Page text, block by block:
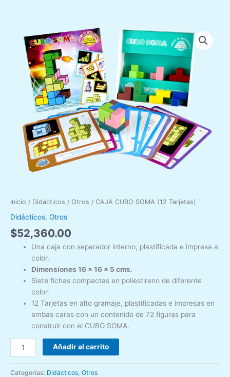
Inicio / Didácticos / Otros / CAJA CUBO SOMA (12 Tarjetas)
Didácticos, Otros
$52,360.00
Una caja con separador interno, plastificada e impresa a
color.
Dimensiones 16 x 16 x 5 cms.
Siete fichas compactas en poliestireno de diferente
color.
12 Tarjetas en alto gramaje, plastificadas e impresas en
ambas caras con un contenido de 72 figuras para
construir con el CUBO SOMA.
CUBO
SOMA
Tarjetas)
cantidad
Añadir al carrito
Categorías: Didácticos Otros